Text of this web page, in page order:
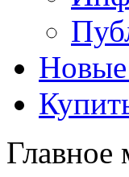
Новые